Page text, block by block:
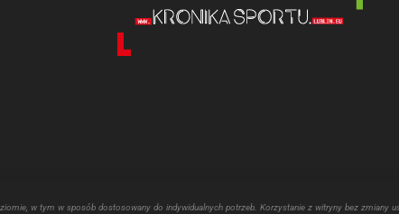
w tym w sposób dostosowany do indywidualnych potrzeb. Korzystanie z witryny bez zmiany